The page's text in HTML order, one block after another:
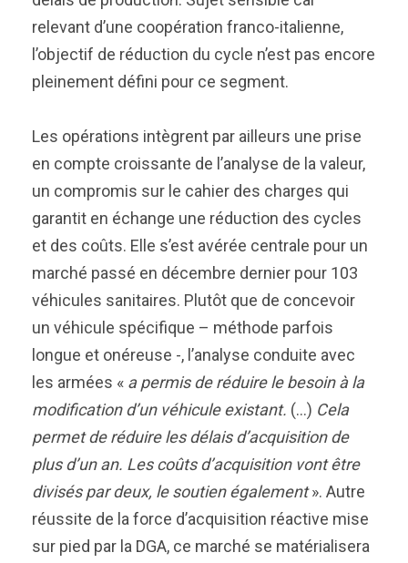
relevant d’une coopération franco-italienne,
l’objectif de réduction du cycle n’est pas encore
pleinement défini pour ce segment.
Les opérations intègrent par ailleurs une prise
en compte croissante de l’analyse de la valeur,
un compromis sur le cahier des charges qui
garantit en échange une réduction des cycles
et des coûts. Elle s’est avérée centrale pour un
marché passé en décembre dernier pour 103
véhicules sanitaires. Plutôt que de concevoir
un véhicule spécifique – méthode parfois
longue et onéreuse -, l’analyse conduite avec
les armées « a permis de réduire le besoin à la
modification d’un véhicule existant. (…) Cela
permet de réduire les délais d’acquisition de
plus d’un an. Les coûts d’acquisition vont être
divisés par deux, le soutien également». Autre
réussite de la force d’acquisition réactive mise
sur pied par la DGA, ce marché se matérialisera